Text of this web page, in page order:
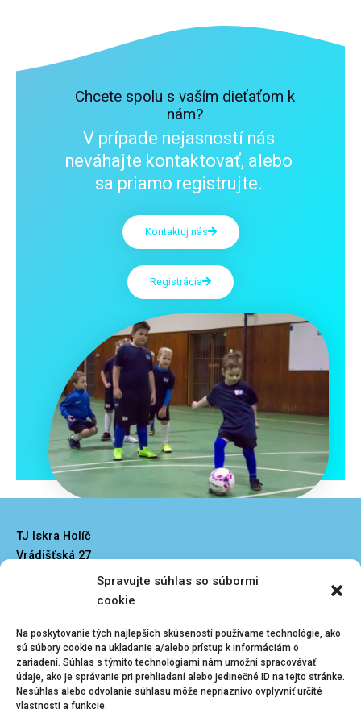
Spravujte súhlas so súbormi
cookie
Na poskytovanie tých najlepších skúseností používame technológie, ako
sú súbory cookie na ukladanie a/alebo prístup k informáciám o
zariadení. Súhlas s týmito technológiami nám umožní spracovávať
údaje, ako je správanie pri prehliadaní alebo jedinečné ID na tejto stránke.
Nesúhlas alebo odvolanie súhlasu môže nepriaznivo ovplyvniť určité
vlastnosti a funkcie.
Chcete spolu s vaším dieťaťom k
nám?
V prípade nejasností nás
neváhajte kontaktovať, alebo
sa priamo registrujte.
Kontaktuj nás
Registrácia
TJ Iskra Holíč
Vrádišťská 27
iskraholic@iskraholic.sk
Kliknutím prijmete